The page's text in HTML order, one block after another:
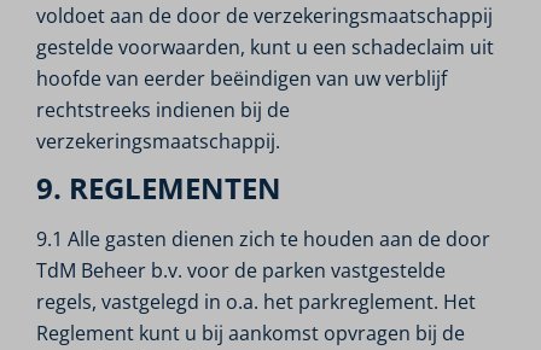
voldoet aan de door de verzekeringsmaatschappij
gestelde voorwaarden, kunt u een schadeclaim uit
hoofde van eerder beëindigen van uw verblijf
rechtstreeks indienen bij de
verzekeringsmaatschappij.
9. REGLEMENTEN
9.1 Alle gasten dienen zich te houden aan de door
TdM Beheer b.v. voor de parken vastgestelde
regels, vastgelegd in o.a. het parkreglement. Het
Reglement kunt u bij aankomst opvragen bij de